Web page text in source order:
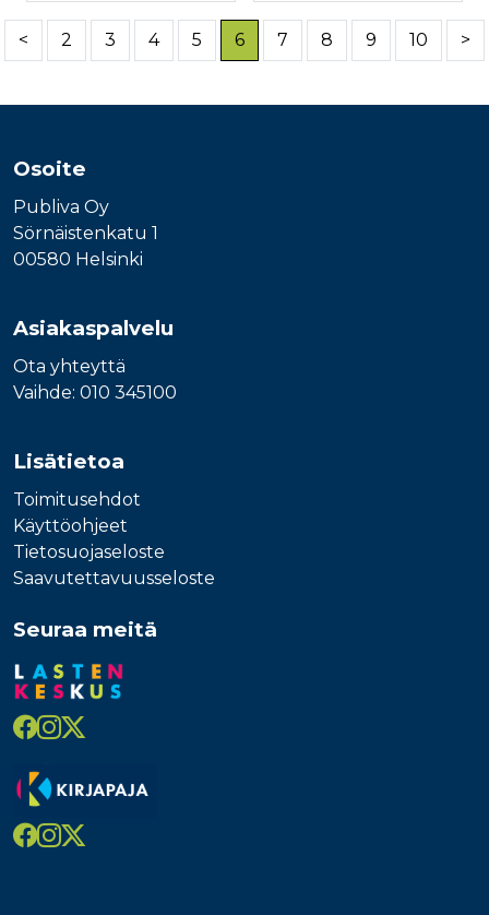
< 2 3 4 5 6 7 8 9 10 >
Osoite
Publiva Oy
Sörnäistenkatu 1
00580 Helsinki
Asiakaspalvelu
Ota yhteyttä
Vaihde: 010 345100
Lisätietoa
Toimitusehdot
Käyttöohjeet
Tietosuojaseloste
Saavutettavuusseloste
Seuraa meitä